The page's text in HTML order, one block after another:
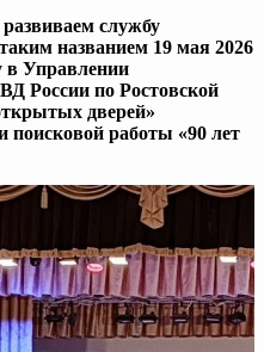
службу
названием 19 мая 2026
в Управлении
России по Ростовской
дверей»
поисковой работы «90 лет